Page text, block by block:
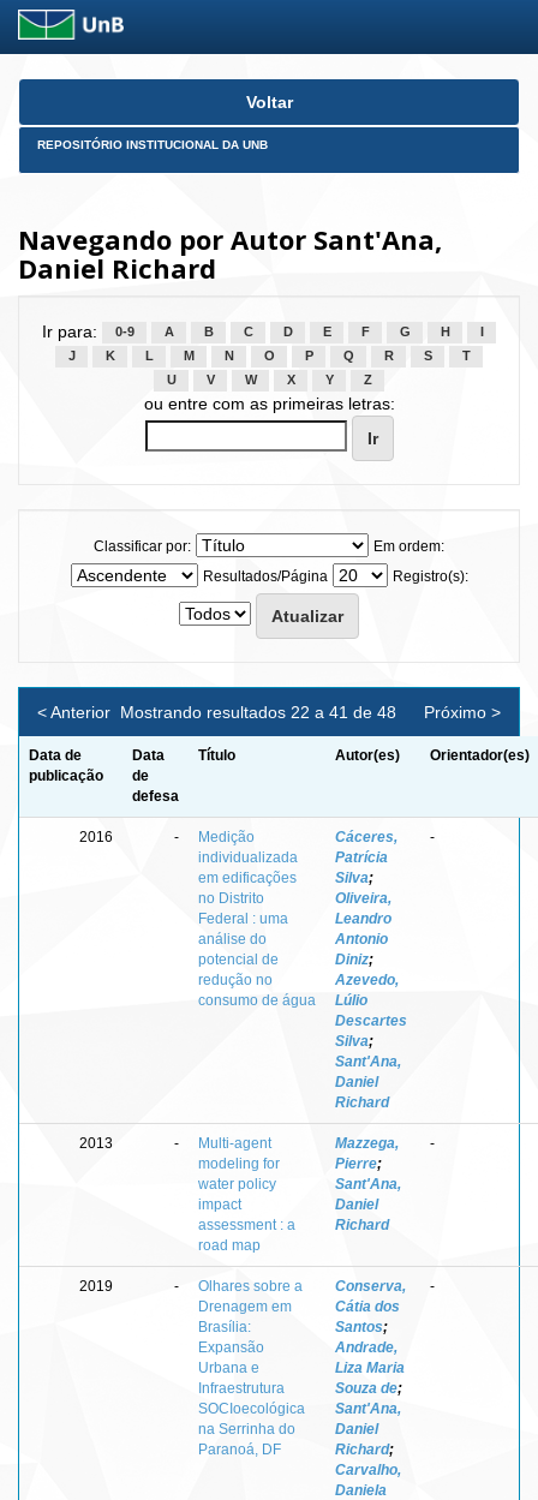
Skip
Voltar
REPOSITÓRIO INSTITUCIONAL DA UNB
Navegando por Autor Sant'Ana,
Daniel Richard
Ir para: 0-9 A B C D E F G H
J
K L M N O P Q R S
T
U
V W X Y Z
ou entre com as primeiras letras:
Classificar por:
Em ordem:
Resultados/Página
Registro(s):
Mostrando resultados 22 a 41 de 48
< Anterior Próximo >
Data de
publicação
Data
de
defesa
Título Autor(es) Orientador(es)
2016 -
Medição
individualizada
em edificações
no Distrito
Federal : uma
análise do
potencial de
redução no
consumo de água
Cáceres,
Patrícia
Silva;
Oliveira,
Leandro
Antonio
Diniz;
Azevedo,
Lúlio
Descartes
Silva;
Sant'Ana,
Daniel
Richard
-
2013 -
Multi-agent
modeling for
water policy
impact
assessment : a
road map
Mazzega,
Pierre;
Sant'Ana,
Daniel
Richard
-
2019 -
Olhares sobre a
Drenagem em
Brasília:
Expansão
Urbana e
Infraestrutura
SOCIoecológica
na Serrinha do
Paranoá, DF
Conserva,
Cátia dos
Santos;
Andrade,
Liza Maria
Souza de;
Sant'Ana,
Daniel
Richard;
Carvalho,
Daniela
-